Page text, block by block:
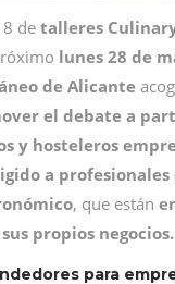
de talleres
lunes 28 de
de Alicante
el debate a
y hosteleros
a profesionales
, que están
propios negocios.
para